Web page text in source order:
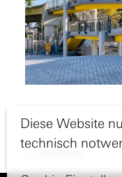
Diese Website
technisch